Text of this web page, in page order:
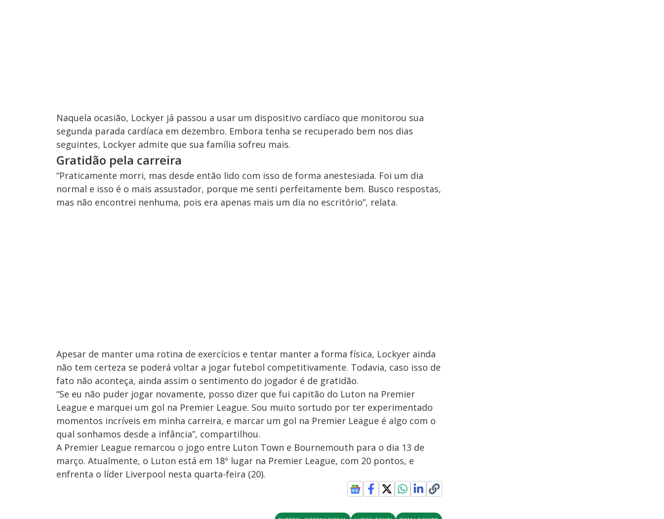
Naquela ocasião, Lockyer já passou a usar um dispositivo cardíaco que monitorou sua
segunda parada cardíaca em dezembro. Embora tenha se recuperado bem nos dias
seguintes, Lockyer admite que sua família sofreu mais.
Gratidão pela carreira
“Praticamente morri, mas desde então lido com isso de forma anestesiada. Foi um dia
normal e isso é o mais assustador, porque me senti perfeitamente bem. Busco respostas,
mas não encontrei nenhuma, pois era apenas mais um dia no escritório”, relata.
Apesar de manter uma rotina de exercícios e tentar manter a forma física, Lockyer ainda
não tem certeza se poderá voltar a jogar futebol competitivamente. Todavia, caso isso de
fato não aconteça, ainda assim o sentimento do jogador é de gratidão.
“Se eu não puder jogar novamente, posso dizer que fui capitão do Luton na Premier
League e marquei um gol na Premier League. Sou muito sortudo por ter experimentado
momentos incríveis em minha carreira, e marcar um gol na Premier League é algo com o
qual sonhamos desde a infância”, compartilhou.
A Premier League remarcou o jogo entre Luton Town e Bournemouth para o dia 13 de
março. Atualmente, o Luton está em 18º lugar na Premier League, com 20 pontos, e
enfrenta o líder Liverpool nesta quarta-feira (20).